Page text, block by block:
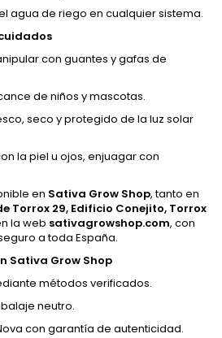
agua de riego en cualquier sistema.
con guantes y gafas de
de niños y mascotas.
seco y protegido de la luz solar
la piel u ojos, enjuagar con
en Sativa Grow Shop, tanto en
Torrox 29, Edificio Conejito, Torrox
la web sativagrowshop.com, con
a toda España.
Sativa Grow Shop
métodos verificados.
neutro.
con garantía de autenticidad.